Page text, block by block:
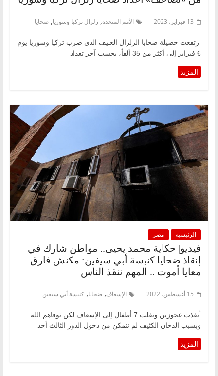
13 فبراير، 2023 الأمم المتحدة, زلزال تركيا وسوريا, ضحايا
ارتفعت حصيلة ضحايا الزلزال العنيف الذي ضرب تركيا وسوريا يوم
6 فبراير إلى أكثر من 35 ألفاً، بحسب آخر تعداد
الرئيسية مصر
فيديو| حكاية محمد يحيى.. مواطن شارك في
إنقاذ ضحايا كنيسة أبي سيفين: مكنش فارق
معايا أموت .. المهم ننقذ الناس
15 أغسطس، 2022 الإسعاف, ضحايا, كنيسة أبي سيفين
أنقذت عجوزين ونقلت 7 أطفال إلى الإسعاف لكن توفاهم الله..
وبسبب الدخان الكثيف لم نتمكن من دخول الدور الثالث أحد